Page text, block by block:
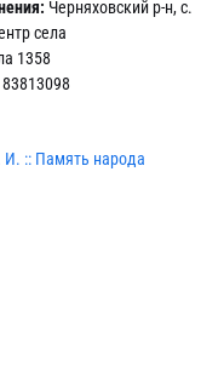
Черняховский р-н, с.
села
1358
83813098
И. :: Память народа